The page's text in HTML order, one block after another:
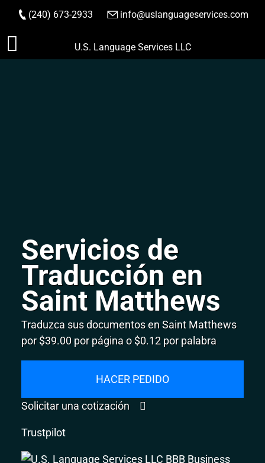
Saltar
(240) 673-2933 info@uslanguageservices.com
HACER PEDIDO
U.S. Language Services LLC
Servicios de
Traducción en
Saint Matthews
Traduzca sus documentos en Saint Matthews
por $39.00 por página o $0.12 por palabra
HACER PEDIDO
Solicitar una cotización
Trustpilot